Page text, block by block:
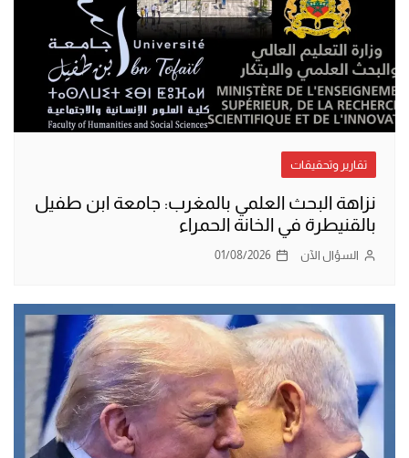
تقارير وتحقيقات
نزاهة البحث العلمي بالمغرب: جامعة ابن طفيل
بالقنيطرة في الخانة الحمراء
السؤال الآن 01/08/2026